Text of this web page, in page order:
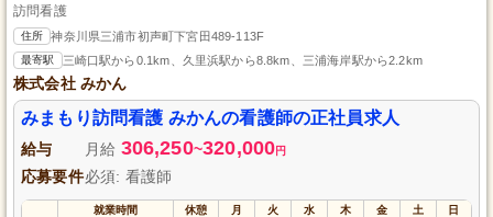
訪問看護
住所 神奈川県三浦市初声町下宮田489-113F
最寄駅 三崎口駅から0.1km、久里浜駅から8.8km、三浦海岸駅から2.2km
株式会社 みかん
みまもり訪問看護 みかんの看護師の正社員求人
給与 月給 306,250~320,000円
応募要件必須: 看護師
就業時間 休憩 月 火 水 木 金 土 日